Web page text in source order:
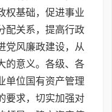
权基础，促进事业
配关系，提高行政
党风廉政建设，从
的意义。各级、各
单位国有资产管理
要求，切实加强对